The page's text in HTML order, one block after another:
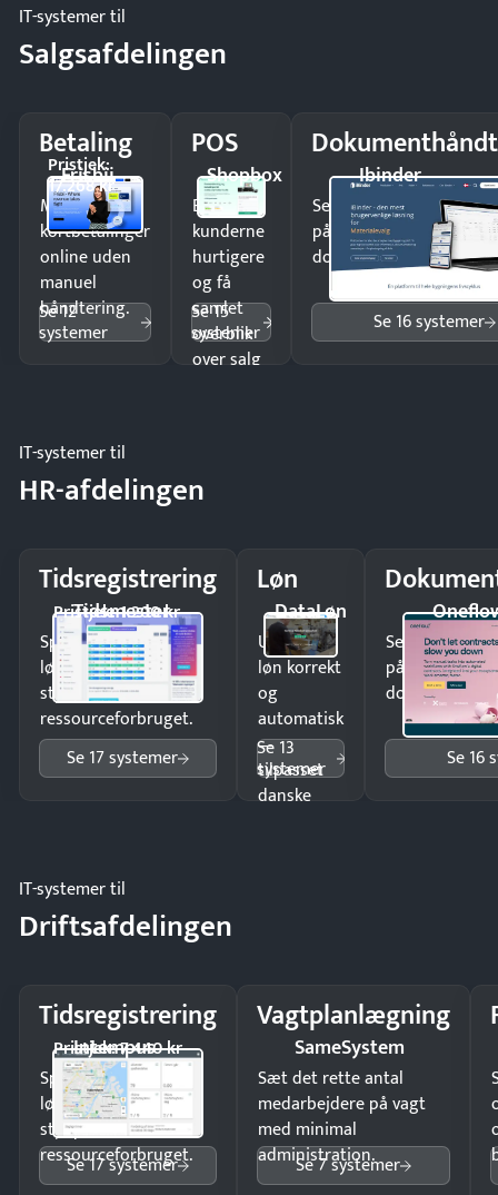
IT-systemer til
Salgsafdelingen
Betaling
Frisbii
Pristjek:
17.268 kr
Modtag
kortbetalinger
online uden
manuel
håndtering.
Se 12
systemer
POS
Shopbox
Ekspedér
kunderne
hurtigere
og få
samlet
overblik
over salg
Se 15
systemer
Ibinder
Send kontrakter til
på minutter og mist
dokumenter.
Se 16 systemer
IT-systemer til
HR-afdelingen
Tidsregistrering
Tidsmester
Pristjek: 1.200 kr
Spar tid på
lønberegning og få
styr på
ressourceforbruget.
Se 17 systemer
Løn
DataLøn
Udbetal
løn korrekt
og
automatisk
—
tilpasset
danske
Se 13
systemer
Send
på minutter
dokumenter.
Se 16
IT-systemer til
Driftsafdelingen
Tidsregistrering
Intempus
Pristjek: 7.440 kr
Spar tid på
lønberegning og få
styr på
ressourceforbruget.
Se 17 systemer
Vagtplanlægning
SameSystem
Sæt det rette antal
medarbejdere på vagt
med minimal
administration.
Se 7 systemer